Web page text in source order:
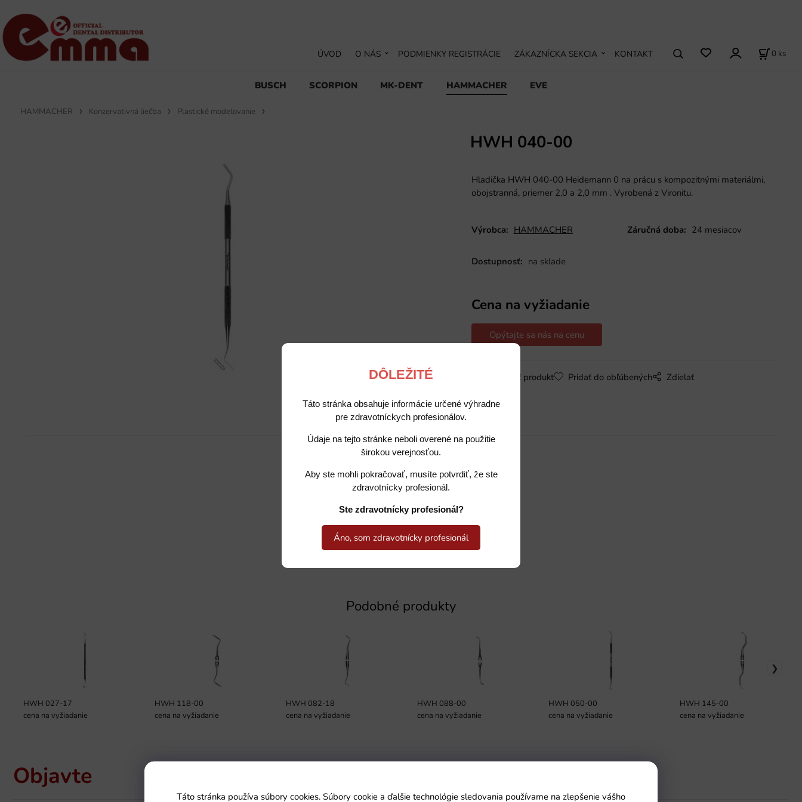
DÔLEŽITÉ
Táto stránka obsahuje informácie určené výhradne
pre zdravotníckych profesionálov.
Údaje na tejto stránke neboli overené na použitie
širokou verejnosťou.
Aby ste mohli pokračovať, musíte potvrdiť, že ste
zdravotnícky profesionál.
Ste zdravotnícky profesionál?
Áno, som zdravotnícky profesionál
BUSCH SCORPION MK-DENT HAMMACHER EVE
ÚVOD O NÁS PODMIENKY REGISTRÁCIE ZÁKAZNÍCKA SEKCIA KONTAKT 0 ks
HAMMACHER Konzervativná liečba Plastické modelovanie
HWH 040-00
Hladička HWH 040-00 Heidemann 0 na prácu s kompozitnými materiálmi,
obojstranná, priemer 2,0 a 2,0 mm .Vyrobená z Vironitu.
Výrobca: HAMMACHER Záručná doba: 24 mesiacov
Dostupnosť: na sklade
Cena na vyžiadanie
Opýtajte sa nás na cenu
Sledovať produkt Pridať do obľúbených Zdielať
Popis Potrebujete poradiť?
Podobné produkty
HWH 027-17
cena na vyžiadanie
HWH 118-00
cena na vyžiadanie
HWH 082-18
cena na vyžiadanie
HWH 088-00
cena na vyžiadanie
HWH 050-00
cena na vyžiadanie
HWH 145-00
cena na vyžiadanie
Objavte
Táto stránka používa súbory cookies. Súbory cookie a ďalšie technológie sledovania používame na zlepšenie vášho